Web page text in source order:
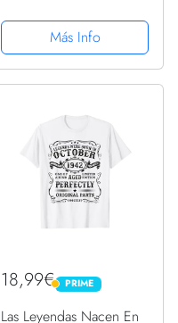
CamisetaMás Info
18,99€ PRIME
PRIME
Las Leyendas Nacen En